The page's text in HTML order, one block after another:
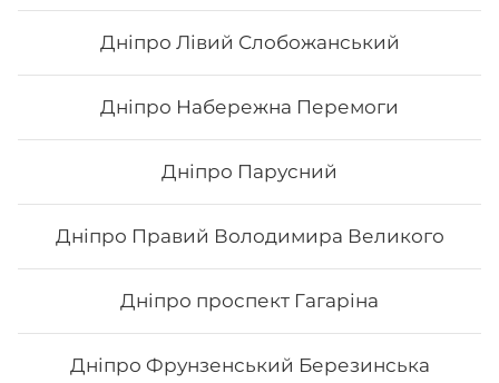
Дніпро Лівий Слобожанський
Дніпро Набережна Перемоги
Дніпро Парусний
Дніпро Правий Володимира Великого
Дніпро проспект Гагаріна
Дніпро Фрунзенський Березинська
Рол Orange
Вага: 285 г Склад: соєвий папір, рис, лосось печений,
247